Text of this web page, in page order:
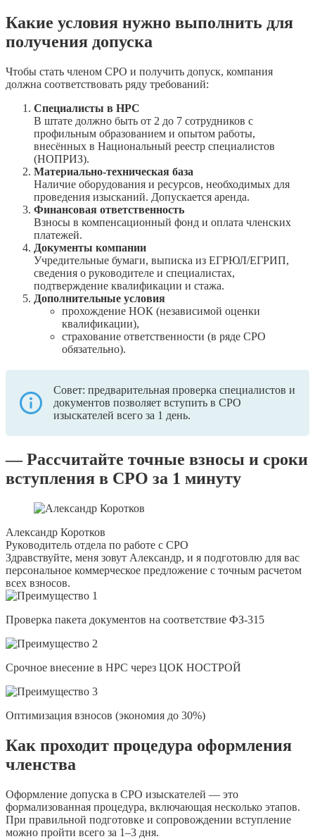
Какие условия нужно выполнить для
получения допуска
Чтобы стать членом СРО и получить допуск, компания
должна соответствовать ряду требований:
Специалисты в НРС
В штате должно быть от 2 до 7 сотрудников с
профильным образованием и опытом работы,
внесённых в Национальный реестр специалистов
(НОПРИЗ).
Материально-техническая база
Наличие оборудования и ресурсов, необходимых для
проведения изысканий. Допускается аренда.
Финансовая ответственность
Взносы в компенсационный фонд и оплата членских
платежей.
Документы компании
Учредительные бумаги, выписка из ЕГРЮЛ/ЕГРИП,
сведения о руководителе и специалистах,
подтверждение квалификации и стажа.
Дополнительные условия
прохождение НОК (независимой оценки
квалификации),
страхование ответственности (в ряде СРО
обязательно).
Совет: предварительная проверка специалистов и
документов позволяет вступить в СРО
изыскателей всего за 1 день.
— Рассчитайте точные взносы и сроки
вступления в СРО за 1 минуту
Александр Коротков
Руководитель отдела по работе с СРО
Здравствуйте, меня зовут Александр, и я подготовлю для вас
персональное коммерческое предложение с точным расчетом
всех взносов.
Проверка пакета документов на соответствие ФЗ-315
Срочное внесение в НРС через ЦОК НОСТРОЙ
Оптимизация взносов (экономия до 30%)
Как проходит процедура оформления
членства
Оформление допуска в СРО изыскателей — это
формализованная процедура, включающая несколько этапов.
При правильной подготовке и сопровождении вступление
можно пройти всего за 1–3 дня.